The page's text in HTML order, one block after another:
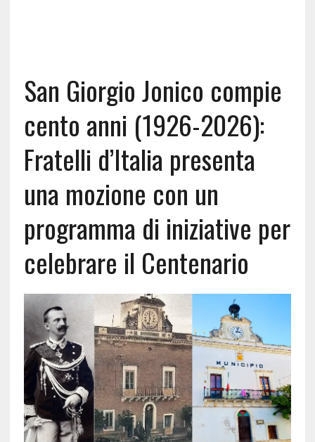
San Giorgio Jonico compie
cento anni (1926-2026):
Fratelli d’Italia presenta
una mozione con un
programma di iniziative per
celebrare il Centenario